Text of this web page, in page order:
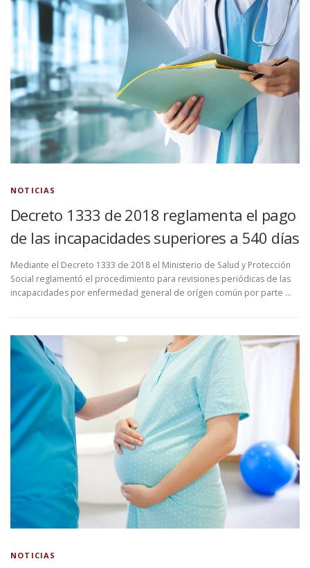
NOTICIAS
Decreto 1333 de 2018 reglamenta el pago
de las incapacidades superiores a 540 días
Mediante el Decreto 1333 de 2018 el Ministerio de Salud y Protección
Social reglamentó el procedimiento para revisiones periódicas de las
incapacidades por enfermedad general de orígen común por parte …
NOTICIAS